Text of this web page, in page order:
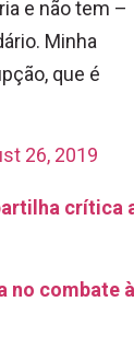
e não tem –
Minha
que é
26, 2019
crítica
no combate à